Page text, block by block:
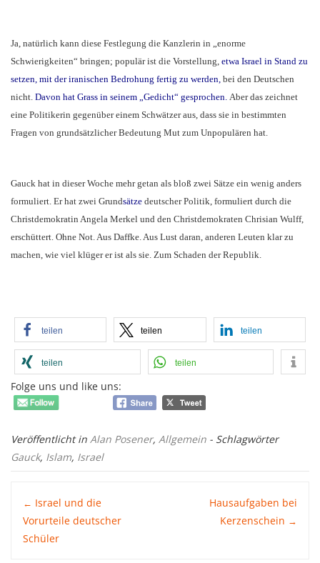
Ja, natürlich kann diese Festlegung die Kanzlerin in „enorme
Schwierigkeiten“ bringen; populär ist die Vorstellung, etwa Israel in Stand zu
setzen, mit der iranischen Bedrohung fertig zu werden, bei den Deutschen
nicht. Davon hat Grass in seinem „Gedicht“ gesprochen. Aber das zeichnet
eine Politikerin gegenüber einem Schwätzer aus, dass sie in bestimmten
Fragen von grundsätzlicher Bedeutung Mut zum Unpopulären hat.
Gauck hat in dieser Woche mehr getan als bloß zwei Sätze ein wenig anders
formuliert. Er hat zwei Grundsätze deutscher Politik, formuliert durch die
Christdemokratin Angela Merkel und den Christdemokraten Chrisian Wulff,
erschüttert. Ohne Not. Aus Daffke. Aus Lust daran, anderen Leuten klar zu
machen, wie viel klüger er ist als sie. Zum Schaden der Republik.
teilen teilen teilen
teilen teilen
Folge uns und like uns:
Veröffentlicht in Alan Posener, Allgemein - Schlagwörter
Gauck, Islam, Israel
Post
navigation
← Israel und die
Vorurteile deutscher
Schüler
Hausaufgaben bei
Kerzenschein →